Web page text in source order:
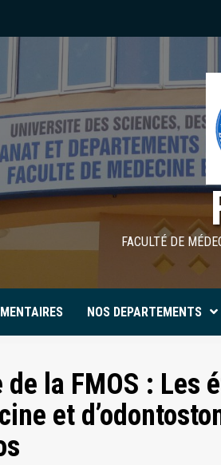
FACULTÉ DE
NOS DEPARTEMENTS
de la FMOS : Les
et